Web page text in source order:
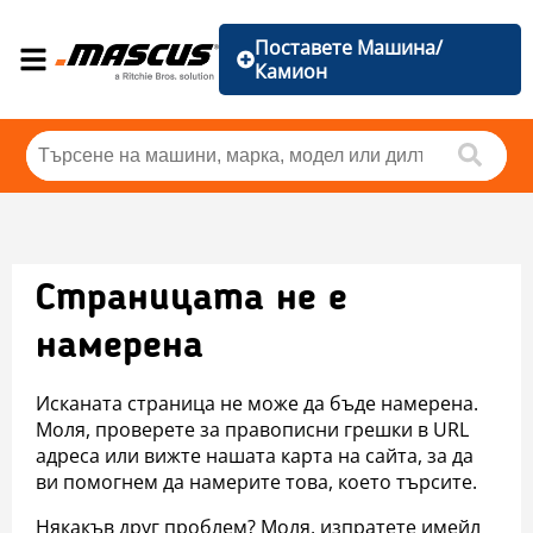
Поставете Машина/
Камион
Страницата не е
намерена
Исканата страница не може да бъде намерена.
Моля, проверете за правописни грешки в URL
адреса или вижте нашата карта на сайта, за да
ви помогнем да намерите това, което търсите.
Някакъв друг проблем? Моля, изпратете имейл